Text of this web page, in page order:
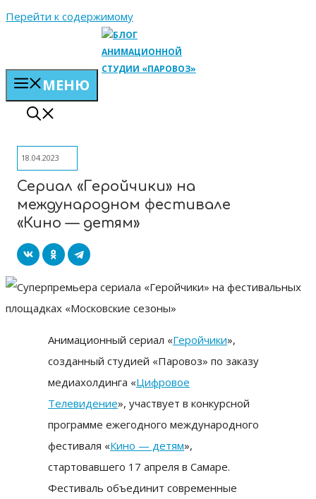
Перейти к содержимому
МЕНЮ
Сериал «Геройчики» на
международном фестивале
«Кино — детям»
18.04.2023
Анимационный сериал «Геройчики»,
созданный студией «Паровоз» по заказу
медиахолдинга «Цифровое
Телевидение», участвует в конкурсной
программе ежегодного международного
фестиваля «Кино — детям»,
стартовавшего 17 апреля в Самаре.
Фестиваль объединит современные